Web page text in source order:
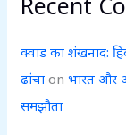
क्वाड का शंखनाद:
ढांचा onभारत और
समझौता